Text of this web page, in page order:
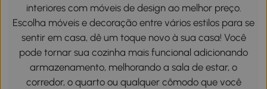
interiores com móveis de design ao melhor preço.
Escolha móveis e decoração entre vários estilos para se
sentir em casa, dê um toque novo à sua casa! Você
pode tornar sua cozinha mais funcional adicionando
armazenamento, melhorando a sala de estar, o
corredor, o quarto ou qualquer cômodo que você